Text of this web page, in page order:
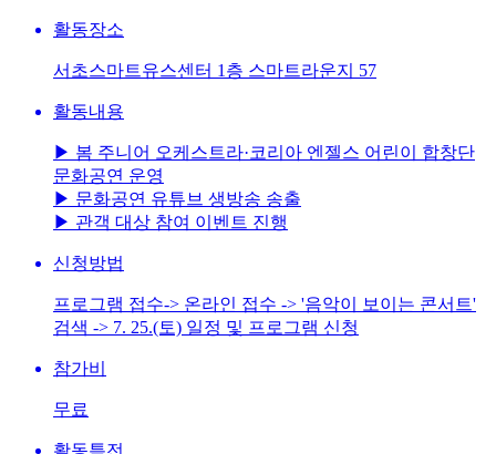
활동장소
서초스마트유스센터 1층 스마트라운지 57
활동내용
▶ 봄 주니어 오케스트라·코리아 엔젤스 어린이 합창단
문화공연 운영
▶ 문화공연 유튜브 생방송 송출
▶ 관객 대상 참여 이벤트 진행
신청방법
프로그램 접수-> 온라인 접수 -> '음악이 보이는 콘서트'
검색 -> 7. 25.(토) 일정 및 프로그램 신청
참가비
무료